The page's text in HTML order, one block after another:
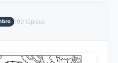
199 tópicos